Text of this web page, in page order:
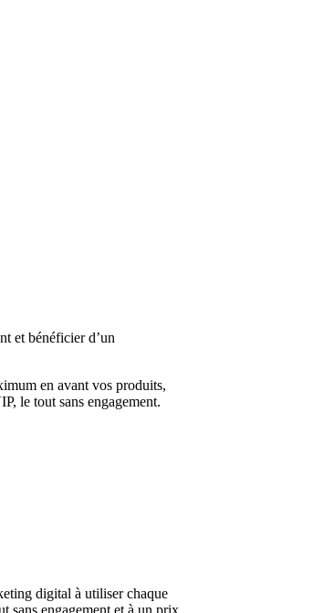
et bénéficier d’un
en avant vos produits,
le tout sans engagement.
digital à utiliser chaque